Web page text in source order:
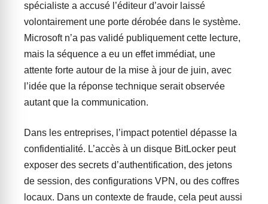
spécialiste a accusé l’éditeur d’avoir laissé
volontairement une porte dérobée dans le système.
Microsoft n’a pas validé publiquement cette lecture,
mais la séquence a eu un effet immédiat, une
attente forte autour de la mise à jour de juin, avec
l’idée que la réponse technique serait observée
autant que la communication.
Dans les entreprises, l’impact potentiel dépasse la
confidentialité. L’accès à un disque BitLocker peut
exposer des secrets d’authentification, des jetons
de session, des configurations VPN, ou des coffres
locaux. Dans un contexte de fraude, cela peut aussi